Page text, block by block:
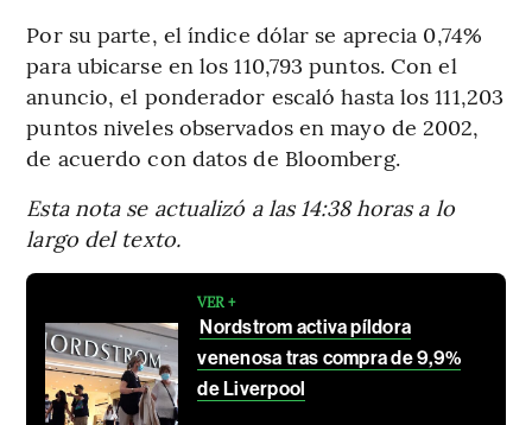
Por su parte, el índice dólar se aprecia 0,74%
para ubicarse en los 110,793 puntos. Con el
anuncio, el ponderador escaló hasta los 111,203
puntos niveles observados en mayo de 2002,
de acuerdo con datos de Bloomberg.
Esta nota se actualizó a las 14:38 horas a lo
largo del texto.
VER +
Nordstrom activa píldora
venenosa tras compra de 9,9%
de Liverpool